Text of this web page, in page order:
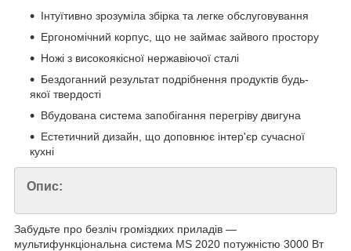
Інтуїтивно зрозуміла збірка та легке обслуговування
Ергономічний корпус, що не займає зайвого простору
Ножі з високоякісної нержавіючої сталі
Бездоганний результат подрібнення продуктів будь-
якої твердості
Вбудована система запобігання перегріву двигуна
Естетичний дизайн, що доповнює інтер'єр сучасної
кухні
Опис:
Забудьте про безліч громіздких приладів —
мультифункціональна система MS 2020 потужністю 3000 Вт